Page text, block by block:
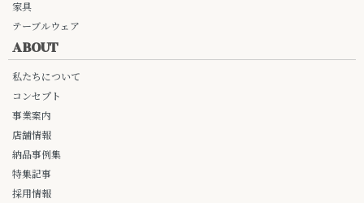
家具
テーブルウェア
ABOUT
私たちについて
コンセプト
事業案内
店舗情報
納品事例集
特集記事
採用情報